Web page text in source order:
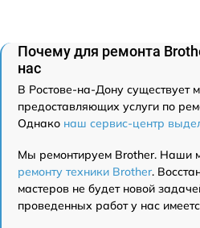
Почему для ремонта
нас
В Ростове-на-Дону существует
предоставляющих услуги по
Однако наш сервис-центр
Мы ремонтируем Brother. Наши
ремонту техники Brother.
мастеров не будет новой
проведенных работ у нас